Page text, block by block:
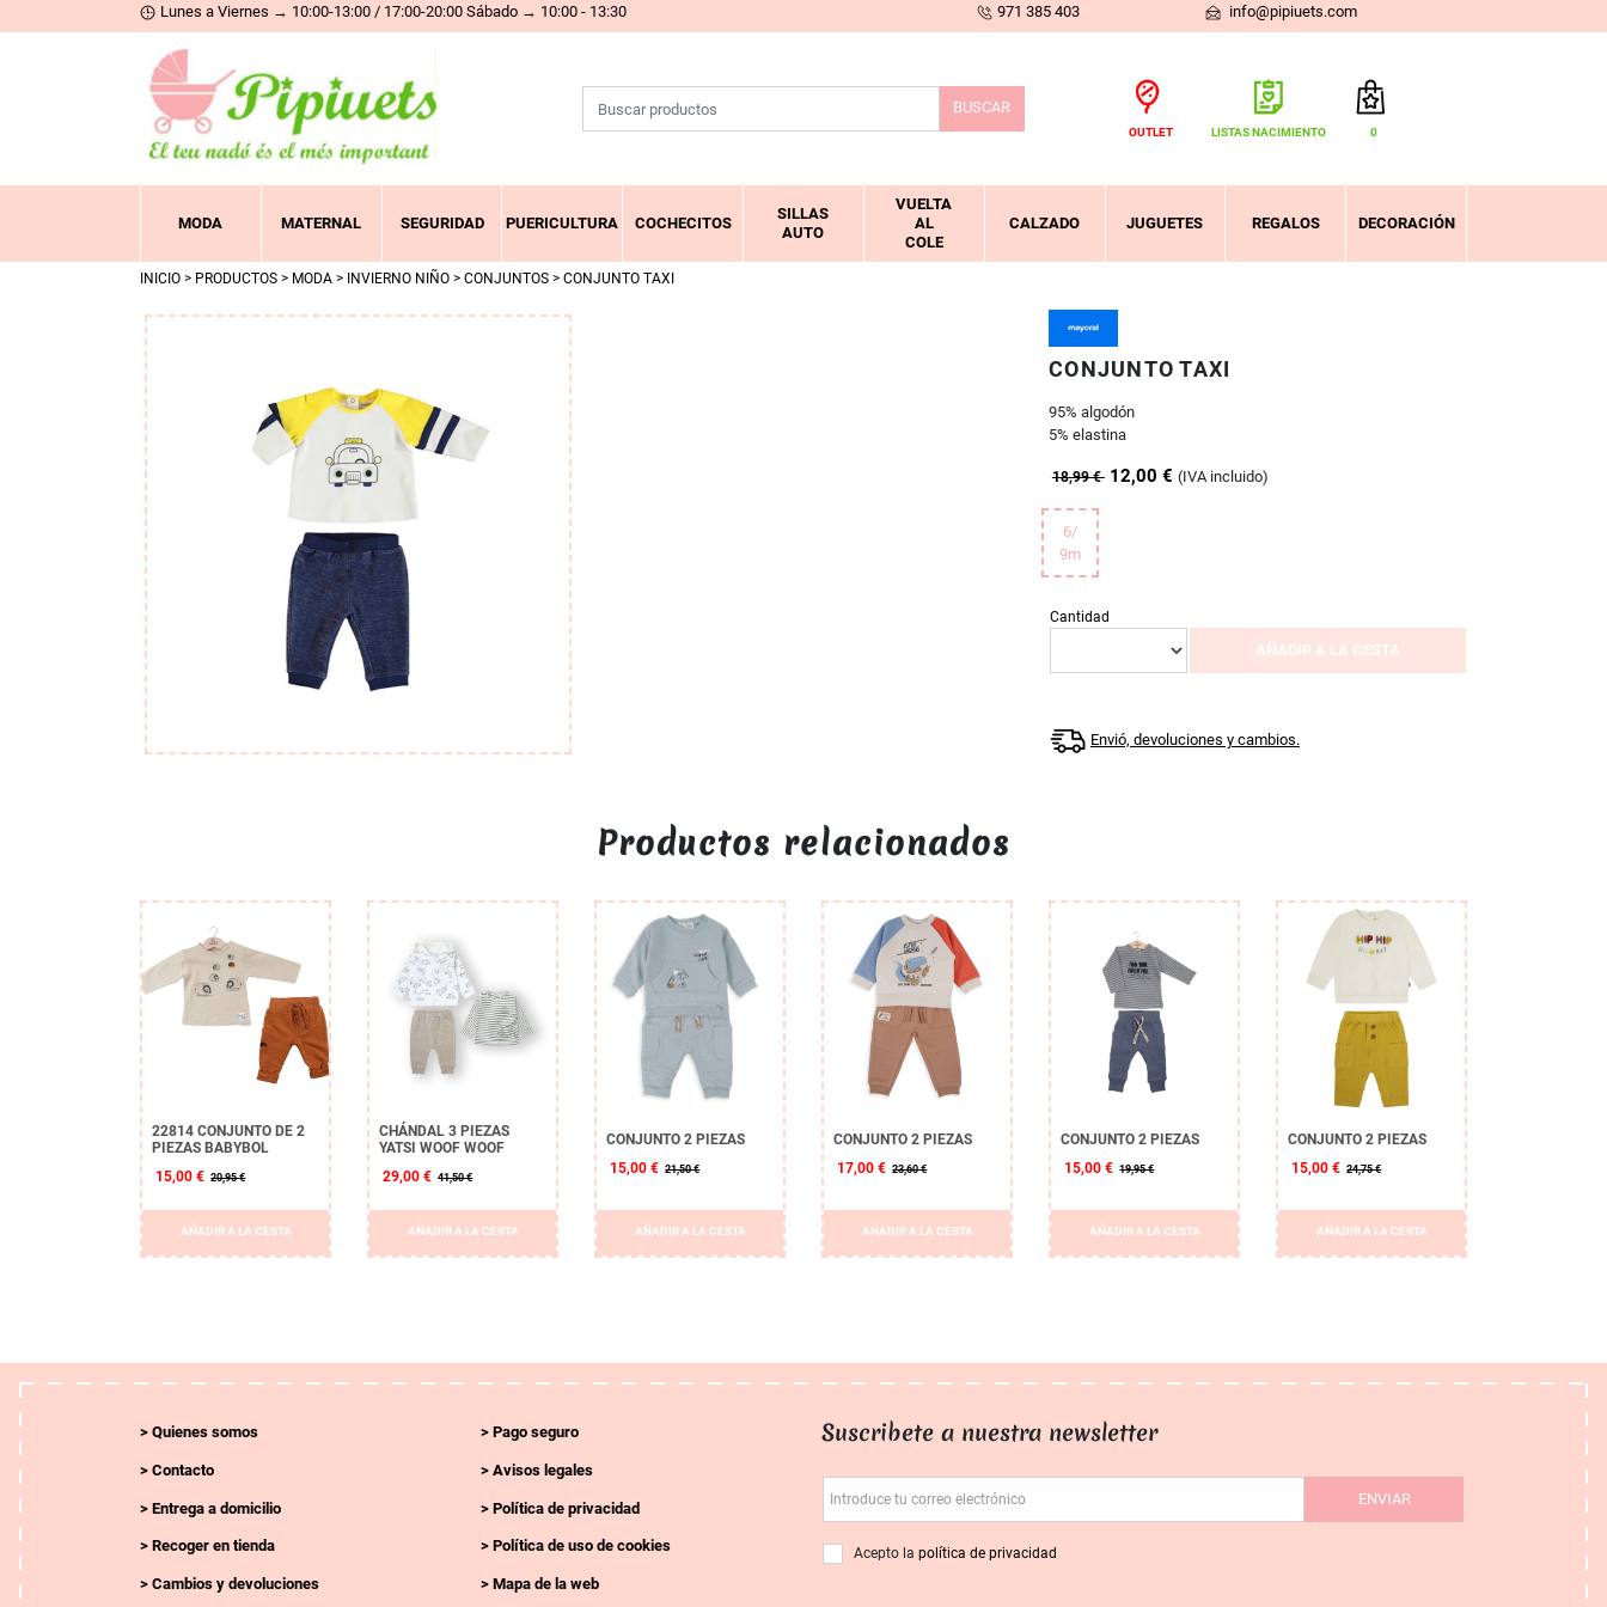
Lunes a Viernes → 10:00-13:00 / 17:00-20:00 Sábado → 10:00 - 13:30 971 385 403 info@pipiuets.com
BUSCAR
OUTLET LISTAS NACIMIENTO 0
VER CESTA
MODA MATERNAL SEGURIDAD PUERICULTURA COCHECITOS
SILLAS
AUTO
VUELTA
AL
COLE
CALZADO JUGUETES REGALOS DECORACIÓN
INICIO > PRODUCTOS > MODA > INVIERNO NIÑO > CONJUNTOS > CONJUNTO TAXI
CONJUNTO TAXI
95% algodón
5% elastina
18,99 € 12,00 € (IVA incluido)
6/
9m
Cantidad
AÑADIR A LA CESTA
Envió, devoluciones y cambios.
Productos relacionados
22814 CONJUNTO DE 2
PIEZAS BABYBOL
15,00 € 20,95 €
AÑADIR A LA CESTA
CHÁNDAL 3 PIEZAS
YATSI WOOF WOOF
29,00 € 41,50 €
AÑADIR A LA CESTA
CONJUNTO 2 PIEZAS
15,00 € 21,50 €
AÑADIR A LA CESTA
CONJUNTO 2 PIEZAS
17,00 € 23,60 €
AÑADIR A LA CESTA
CONJUNTO 2 PIEZAS
15,00 € 19,95 €
AÑADIR A LA CESTA
CONJUNTO 2 PIEZAS
15,00 € 24,75 €
AÑADIR A LA CESTA
Quienes somos
Contacto
Entrega a domicilio
Recoger en tienda
Cambios y devoluciones
Pago seguro
Avisos legales
Política de privacidad
Política de uso de cookies
Mapa de la web
Suscribete a nuestra newsletter
Introduce tu correo electrónico ENVIAR
Acepto la política de privacidad